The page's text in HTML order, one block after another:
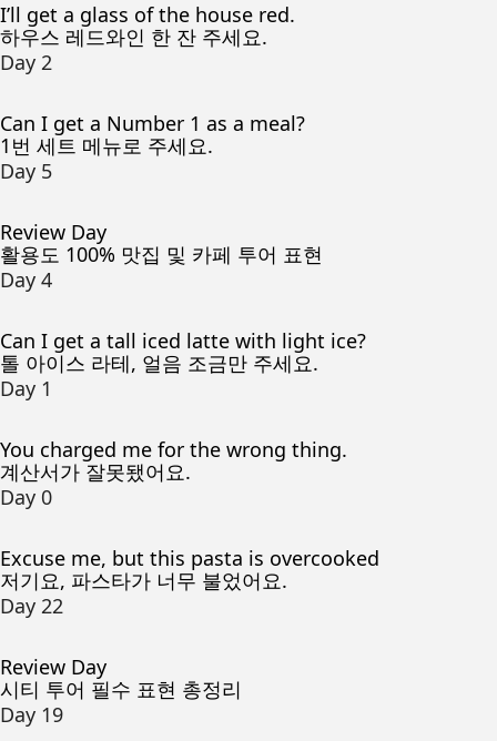
I’ll get a glass of the house red.
하우스 레드와인 한 잔 주세요.
Day 2
Can I get a Number 1 as a meal?
1번 세트 메뉴로 주세요.
Day 5
Review Day
활용도 100% 맛집 및 카페 투어 표현
Day 4
Can I get a tall iced latte with light ice?
톨 아이스 라테, 얼음 조금만 주세요.
Day 1
You charged me for the wrong thing.
계산서가 잘못됐어요.
Day 0
Excuse me, but this pasta is overcooked
저기요, 파스타가 너무 불었어요.
Day 22
Review Day
시티 투어 필수 표현 총정리
Day 19